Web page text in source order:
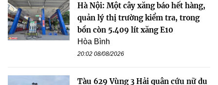
Hà Nội: Một cây xăng báo hết hàng,
quản lý thị trường kiểm tra, trong
bồn còn 5.409 lít xăng E10
Hòa Bình
20:02 08/08/2026
Tàu 629 Vùng 3 Hải quân cứu nữ du